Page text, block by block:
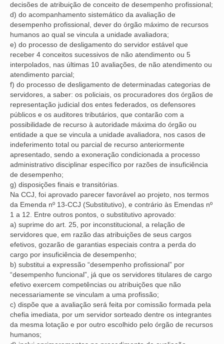
decisões de atribuição de conceito de desempenho profissional;
d) do acompanhamento sistemático da avaliação de
desempenho profissional, dever do órgão máximo de recursos
humanos ao qual se vincula a unidade avaliadora;
e) do processo de desligamento do servidor estável que
receber 4 conceitos sucessivos de não atendimento ou 5
interpolados, nas últimas 10 avaliações, de não atendimento ou
atendimento parcial;
f) do processo de desligamento de determinadas categorias de
servidores, a saber: os policiais, os procuradores dos órgãos de
representação judicial dos entes federados, os defensores
públicos e os auditores tributários, que contarão com a
possibilidade de recurso à autoridade máxima do órgão ou
entidade a que se vincula a unidade avaliadora, nos casos de
indeferimento total ou parcial de recurso anteriormente
apresentado, sendo a exoneração condicionada a processo
administrativo disciplinar específico por razões de insuficiência
de desempenho;
g) disposições finais e transitórias.
Na CCJ, foi aprovado parecer favorável ao projeto, nos termos
da Emenda nº 13-CCJ (Substitutivo), e contrário às Emendas nº
1 a 12. Entre outros pontos, o substitutivo aprovado:
a) suprime do art. 25, por inconstitucional, a relação de
servidores que, em razão das atribuições de seus cargos
efetivos, gozarão de garantias especiais contra a perda do
cargo por insuficiência de desempenho;
b) substitui a expressão “desempenho profissional” por
“desempenho funcional”, já que os servidores titulares de cargo
efetivo exercem competências ou atribuições que não
necessariamente se vinculam a uma profissão;
c) dispõe que a avaliação será feita por comissão formada pela
chefia imediata, por um servidor sorteado dentre os integrantes
da mesma lotação e por outro escolhido pelo órgão de recursos
humanos;